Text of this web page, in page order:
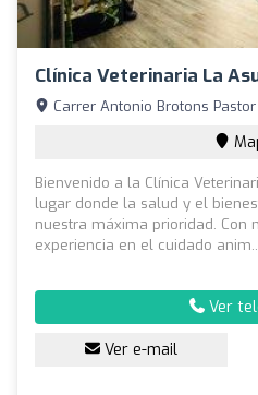
Clínica Veterinaria La
Carrer Antonio Brotons
Bienvenido a la Clínica
lugar donde la salud y el
nuestra máxima prioridad. Con
experiencia en el cuidado
Ver
Ver e-mail